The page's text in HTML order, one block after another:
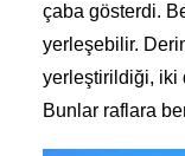
çaba gösterdi.
yerleşebilir.
yerleştirildiği, iki
Bunlar raflara